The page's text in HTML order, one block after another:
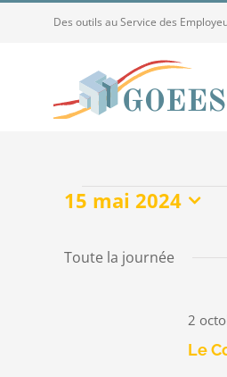
Des outils au Service des
Évènements
15
15 mai 2024
date.
Toute la journée
Le
2